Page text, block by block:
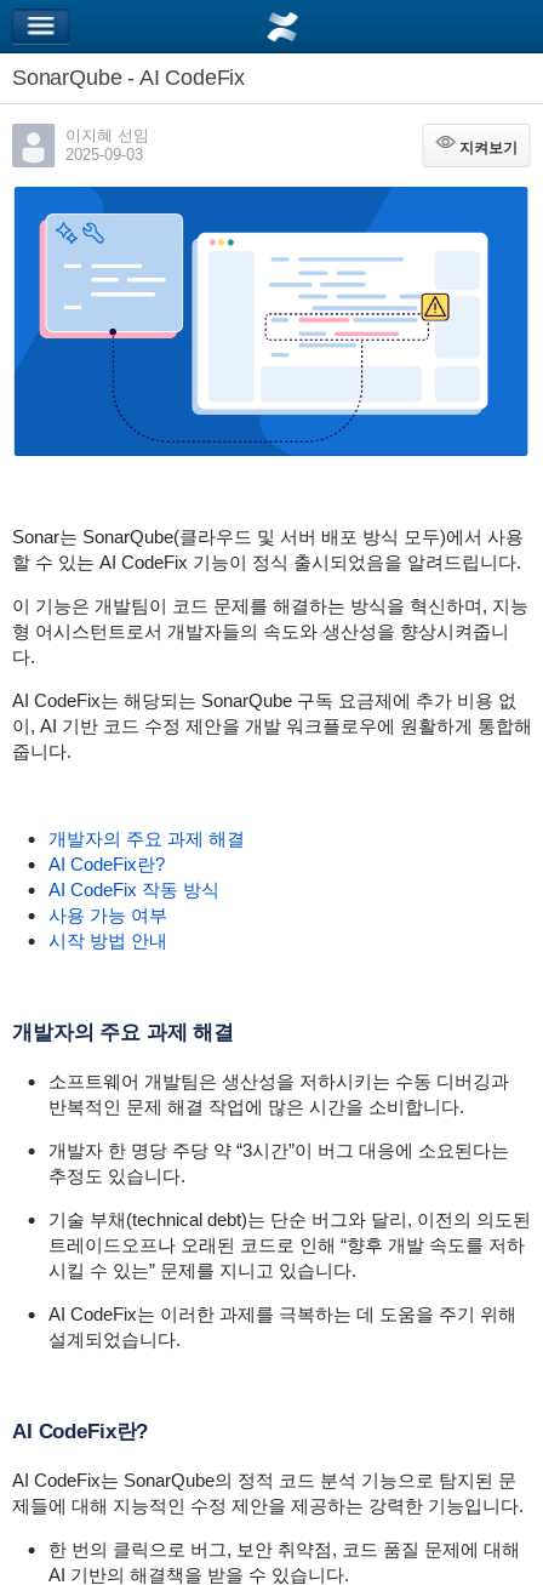
SonarQube - AI CodeFix
이지혜 선임
2025-09-03
지켜보기
지켜보기
Sonar는 SonarQube(클라우드 및 서버 배포 방식 모두)에서 사용
할 수 있는 AI CodeFix 기능이 정식 출시되었음을 알려드립니다.
이 기능은 개발팀이 코드 문제를 해결하는 방식을 혁신하며, 지능
형 어시스턴트로서 개발자들의 속도와 생산성을 향상시켜줍니
다.
AI CodeFix는 해당되는 SonarQube 구독 요금제에 추가 비용 없
이, AI 기반 코드 수정 제안을 개발 워크플로우에 원활하게 통합해
줍니다.
개발자의 주요 과제 해결
AI CodeFix란?
AI CodeFix 작동 방식
사용 가능 여부
시작 방법 안내
개발자의 주요 과제 해결
소프트웨어 개발팀은 생산성을 저하시키는 수동 디버깅과
반복적인 문제 해결 작업에 많은 시간을 소비합니다.
개발자 한 명당 주당 약 “3시간”이 버그 대응에 소요된다는
추정도 있습니다.
기술 부채(technical debt)는 단순 버그와 달리, 이전의 의도된
트레이드오프나 오래된 코드로 인해 “향후 개발 속도를 저하
시킬 수 있는” 문제를 지니고 있습니다.
AI CodeFix는 이러한 과제를 극복하는 데 도움을 주기 위해
설계되었습니다.
AI CodeFix란?
AI CodeFix는 SonarQube의 정적 코드 분석 기능으로 탐지된 문
제들에 대해 지능적인 수정 제안을 제공하는 강력한 기능입니다.
한 번의 클릭으로 버그, 보안 취약점, 코드 품질 문제에 대해
AI 기반의 해결책을 받을 수 있습니다.